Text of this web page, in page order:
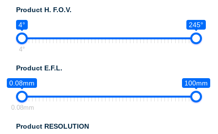
Product H. F.O.V.
4°
245°
4°
Product E.F.L.
0.08mm
100mm
0.08mm
Product RESOLUTION